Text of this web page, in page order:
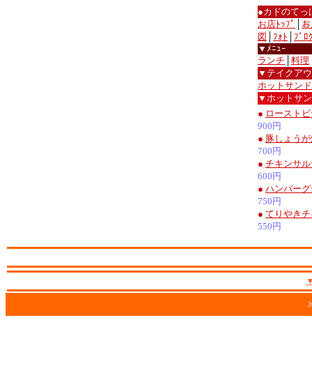
●カドのて
お店ﾄｯﾌﾟ
図
ﾌｫﾄ
ﾌﾞﾛ
▼ﾒﾆｭｰ
ランチ
料理
▼テイクア
ホットサンド
▼ホットサ
● ロースト
900円
● 豚しょう
700円
● チキンサ
600円
● ハンバー
750円
● てりやき
550円